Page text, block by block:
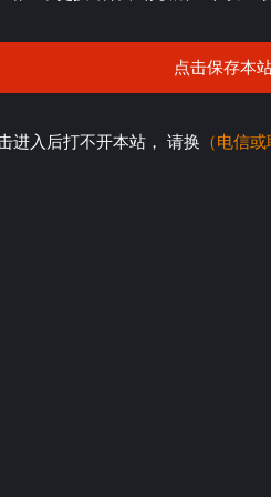
点击保存本
进入后打不开本站， 请换 （电信